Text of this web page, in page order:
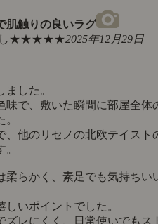
肌触りの良いラグ
★★★★★2025年12月29日
した。
味で、敷いた瞬間に部屋全体
、他のリセノの北欧テイスト
柔らかく、素足でも気持ちい
いポイントでした。
ズレにくく、日常使いでもス